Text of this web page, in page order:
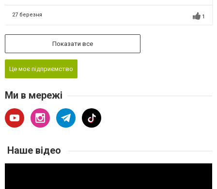
27 березня 1
Показати все
Це моє підприємство
Ми в мережі
Наше відео